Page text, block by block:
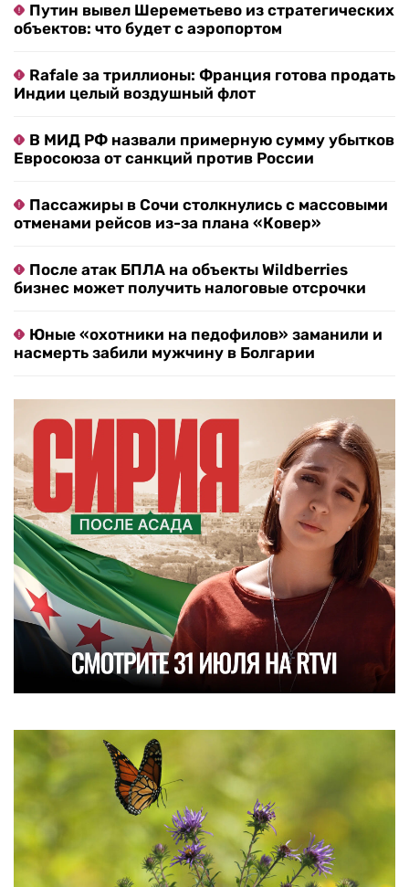
Путин вывел Шереметьево из стратегических
объектов: что будет с аэропортом
Rafale за триллионы: Франция готова продать
Индии целый воздушный флот
В МИД РФ назвали примерную сумму убытков
Евросоюза от санкций против России
Пассажиры в Сочи столкнулись с массовыми
отменами рейсов из-за плана «Ковер»
После атак БПЛА на объекты Wildberries
бизнес может получить налоговые отсрочки
Юные «охотники на педофилов» заманили и
насмерть забили мужчину в Болгарии